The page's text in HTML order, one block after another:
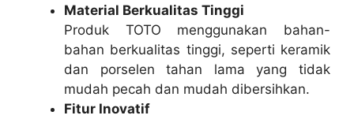
Material Berkualitas Tinggi
Produk TOTO menggunakan bahan-
bahan berkualitas tinggi, seperti keramik
dan porselen tahan lama yang tidak
mudah pecah dan mudah dibersihkan.
Fitur Inovatif